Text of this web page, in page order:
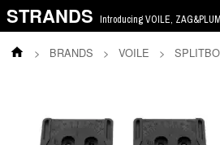
STRANDS Introducing VOILE, ZAG&PLUM
> BRANDS > VOILE >